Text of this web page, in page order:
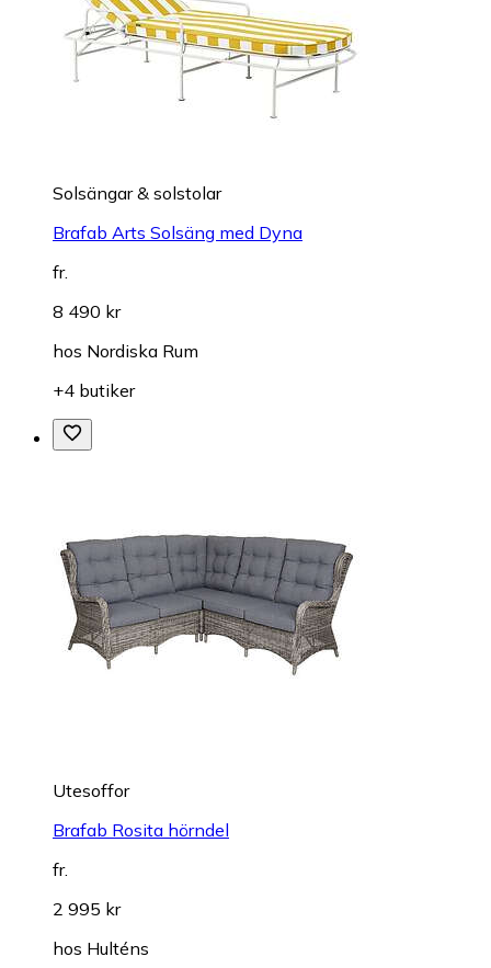
Solsängar & solstolar
Brafab Arts Solsäng med Dyna
fr.
8 490 kr
hos Nordiska Rum
+4 butiker
Utesoffor
Brafab Rosita hörndel
fr.
2 995 kr
hos Hulténs